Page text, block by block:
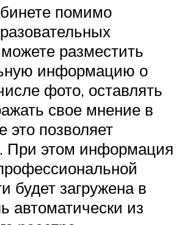
помимо
разместить
информацию о
фото, оставлять
свое мнение в
это позволяет
При этом информация
будет загружена в
автоматически из